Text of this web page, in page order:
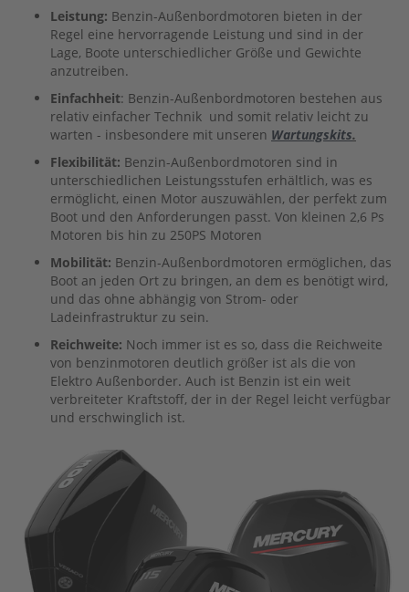
C
Y
L
I
N
D
E
&
C
R
A
N
C
A
S
E
2
F
U
E
L
G
T
R
A
Leistung: Benzin-Außenbordmotoren bieten in der
Regel eine hervorragende Leistung und sind in der
Lage, Boote unterschiedlicher Größe und Gewichte
anzutreiben.
Einfachheit: Benzin-Außenbordmotoren bestehen aus
relativ einfacher Technik und somit relativ leicht zu
warten - insbesondere mit unseren Wartungskits.
Flexibilität: Benzin-Außenbordmotoren sind in
unterschiedlichen Leistungsstufen erhältlich, was es
ermöglicht, einen Motor auszuwählen, der perfekt zum
Boot und den Anforderungen passt. Von kleinen 2,6 Ps
Motoren bis hin zu 250PS Motoren
Mobilität: Benzin-Außenbordmotoren ermöglichen, das
Boot an jeden Ort zu bringen, an dem es benötigt wird,
und das ohne abhängig von Strom- oder
Ladeinfrastruktur zu sein.
Reichweite: Noch immer ist es so, dass die Reichweite
von benzinmotoren deutlich größer ist als die von
Elektro Außenborder. Auch ist Benzin ist ein weit
verbreiteter Kraftstoff, der in der Regel leicht verfügbar
und erschwinglich ist.